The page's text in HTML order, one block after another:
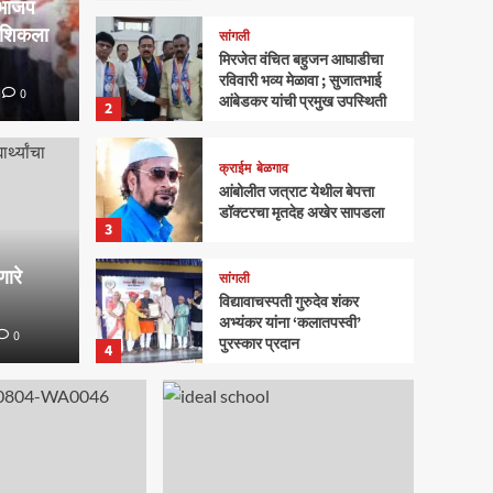
आघाडीचा रविवारी भव्य
यांची प्रमुख
0
0
0
2
सांगली
मिरजेत वंचित बहुजन आघाडीचा
रविवारी भव्य मेळावा ; सुजातभाई
आंबेडकर यांची प्रमुख उपस्थिती
3
क्राईम बेळगाव
आंबोलीत जत्राट येथील बेपत्ता
डॉक्टरचा मृतदेह अखेर सापडला
4
सांगली
विद्यावाचस्पती गुरुदेव शंकर
अभ्यंकर यांना ‘कलातपस्वी’
पुरस्कार प्रदान
सांगली